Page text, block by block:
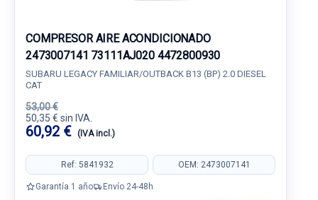
COMPRESOR AIRE ACONDICIONADO
2473007141 73111AJ020 4472800930
SUBARU LEGACY FAMILIAR/OUTBACK B13 (BP) 2.0 DIESEL
CAT
53,00 €
50,35 € sin IVA.
60,92 € (IVA incl.)
Ref: 5841932 OEM: 2473007141
Garantía 1 año Envío 24-48h